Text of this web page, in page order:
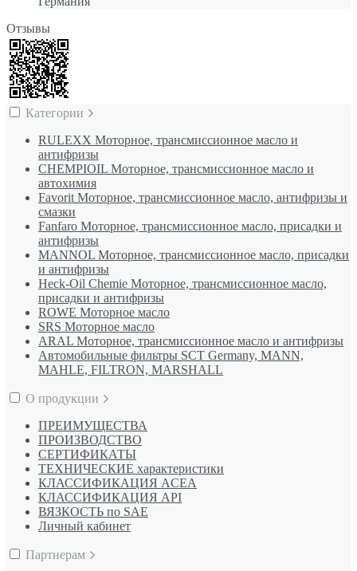
Отзывы
Категории
RULEXX Моторное, трансмиссионное масло и
антифризы
CHEMPIOIL Моторное, трансмиссионное масло и
автохимия
Favorit Моторное, трансмиссионное масло, антифризы и
смазки
Fanfaro Моторное, трансмиссионное масло, присадки и
антифризы
MANNOL Моторное, трансмиссионное масло, присадки
и антифризы
Heck-Oil Chemie Моторное, трансмиссионное масло,
присадки и антифризы
ROWE Моторное масло
SRS Моторное масло
ARAL Моторное, трансмиссионное масло и антифризы
Автомобильные фильтры SCT Germany, MANN,
MAHLE, FILTRON, MARSHALL
О продукции
ПРЕИМУЩЕСТВА
ПРОИЗВОДСТВО
СЕРТИФИКАТЫ
ТЕХНИЧЕСКИЕ характеристики
КЛАССИФИКАЦИЯ ACEA
КЛАССИФИКАЦИЯ API
ВЯЗКОСТЬ по SAE
Личный кабинет
Партнерам